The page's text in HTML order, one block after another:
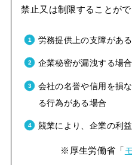
禁止又は制限することがで
労務提供上の支障があ
企業秘密が漏洩する場合
会社の名誉や信用を損
る行為がある場合
競業により、企業の利
※厚生労働省「